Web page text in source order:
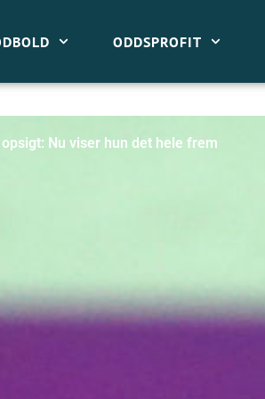
ODDSPROFIT
Nu viser hun det hele frem